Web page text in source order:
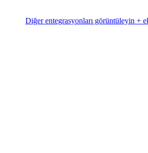
Diğer entegrasyonları görüntüleyin +